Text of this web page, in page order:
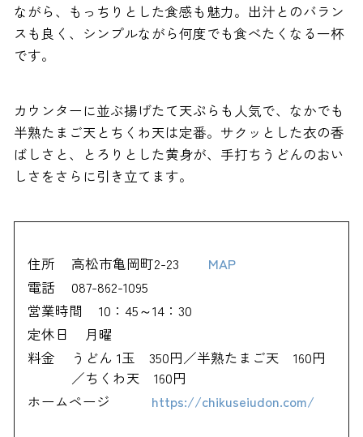
ながら、もっちりとした食感も魅力。出汁とのバラン
スも良く、シンプルながら何度でも食べたくなる一杯
です。
カウンターに並ぶ揚げたて天ぷらも人気で、なかでも
半熟たまご天とちくわ天は定番。サクッとした衣の香
ばしさと、とろりとした黄身が、手打ちうどんのおい
しさをさらに引き立てます。
住所 高松市亀岡町2-23
MAP
電話
087-862-1095
営業時間
10：45～14：30
定休日
月曜
料金
うどん 1玉 350円／半熟たまご天 160円
／ちくわ天 160円
ホームページ
https://chikuseiudon.com/